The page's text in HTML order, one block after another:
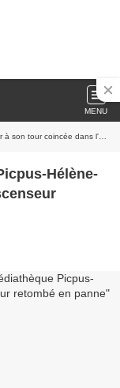
MENU
l'ascenseur retombé en panne
Hélène-